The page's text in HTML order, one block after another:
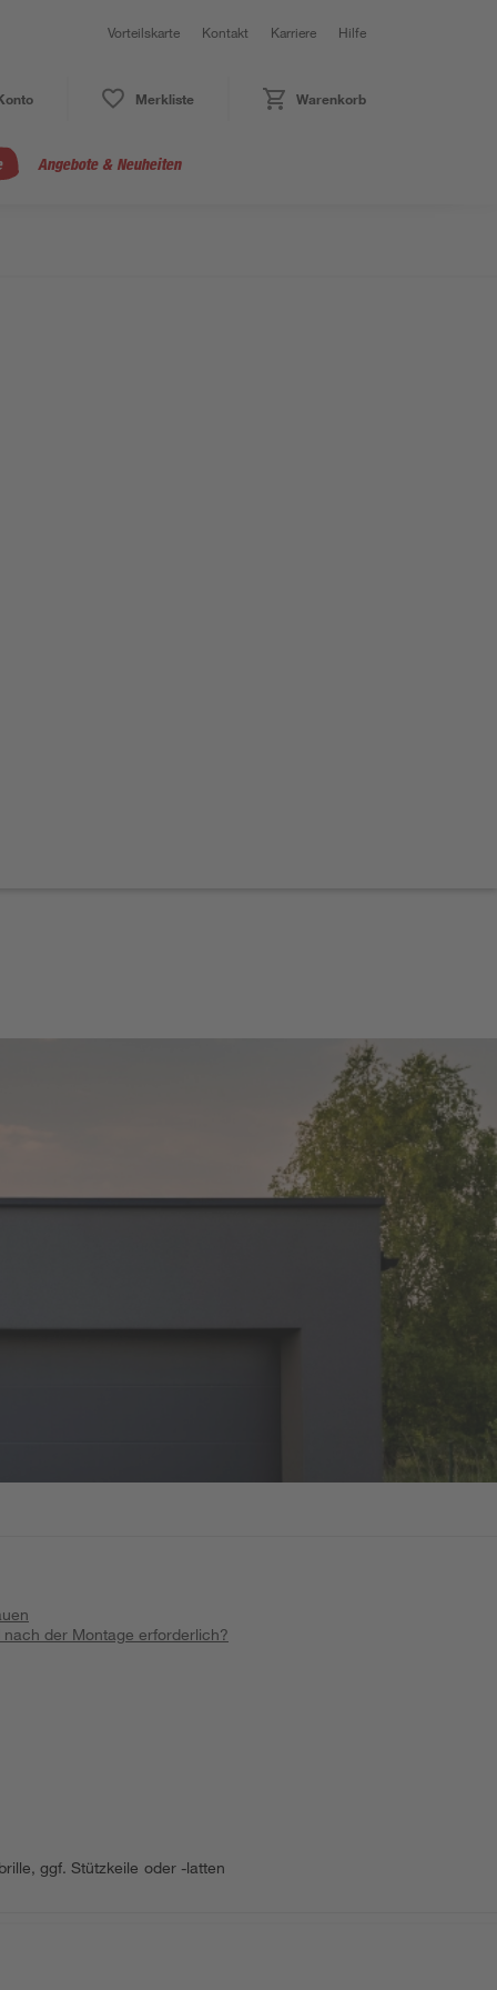
Vorteilskarte Kontakt Karriere Hilfe
Merkliste Warenkorb
Angebote & Neuheiten
der Montage erforderlich?
ggf. Stützkeile oder -latten